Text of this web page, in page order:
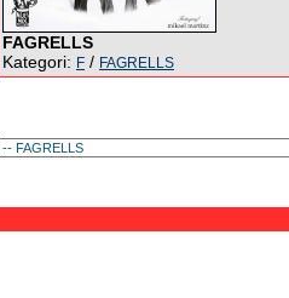
FAGRELLS
Kategori: F / FAGRELLS